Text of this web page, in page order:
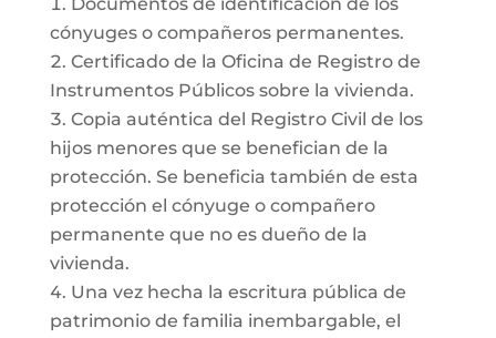
cónyuges o compañeros permanentes.
Certificado de la Oficina de Registro de
Instrumentos Públicos sobre la vivienda.
Copia auténtica del Registro Civil de los
hijos menores que se benefician de la
protección. Se beneficia también de esta
protección el cónyuge o compañero
permanente que no es dueño de la
vivienda.
Una vez hecha la escritura pública de
patrimonio de familia inembargable, el